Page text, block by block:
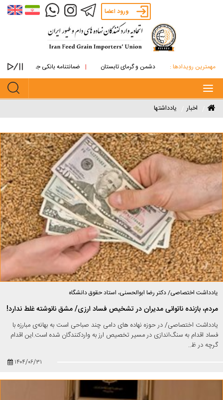
ورود اعضا
مهمترین رویدادها :
روغنی از آتش دشمن و گرمای تابستان ضمانتنامه بانکی جایگزین پرداخت
Toggle
navigation
اخبار یادداشتها
یادداشت اختصاصی/ دکتر رضا ابوالحسنی، استاد حقوق دانشگاه
مردم، بازنده ناتوانی مدیران در تشخیص فساد ارزی/ مشق نانوشته غلط ندارد!
یادداشت اختصاصی/ در حوزه نهاده های دامی چند صباحی است به بهانه‌ی مبارزه با
فساد اقدام به سنگ‌اندازی در مسیر تخصیص ارز به واردکنندگان شده است.این اقدام
گرچه در ظ..
۱۴۰۴/۰۶/۳۱